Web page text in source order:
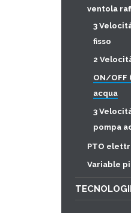
ventola
3
fisso
2
ON/OFF
acqua
3
pompa
PTO
Variable